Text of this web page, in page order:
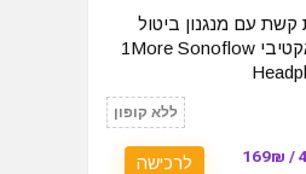
קשת עם מנגנון ביטול
רעש אקטיבי 1More Sonoflow
ללא קופון
לרכישה